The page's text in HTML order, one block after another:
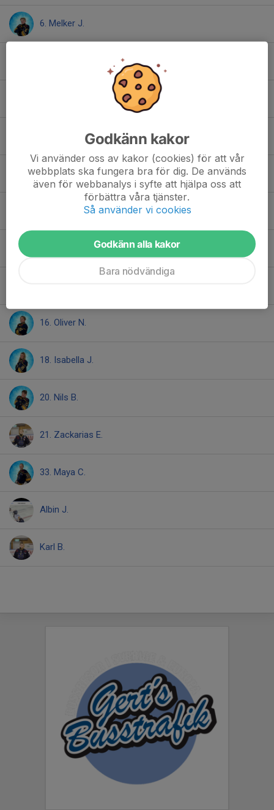
6. Melker J.
10. Bosse J.
11. Max L.
12. Philip Ö.
16. Oliver N.
18. Isabella J.
20. Nils B.
21. Zackarias E.
33. Maya C.
Albin J.
Karl B.
Godkänn kakor
Vi använder oss av kakor (cookies) för att vår
webbplats ska fungera bra för dig. De används
även för webbanalys i syfte att hjälpa oss att
förbättra våra tjänster.
Så använder vi cookies
Godkänn alla kakor
Bara nödvändiga